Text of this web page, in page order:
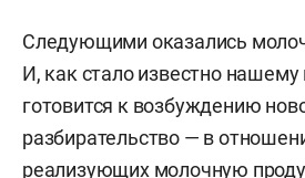
Следующими оказались
И, как стало известно
готовится к возбуждению
разбирательство — в
реализующих молочную